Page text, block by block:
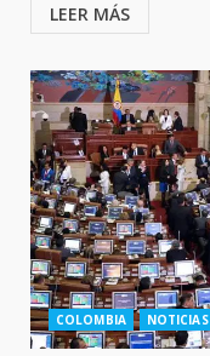
LEER MÁS
COLOMBIA NOTICIAS